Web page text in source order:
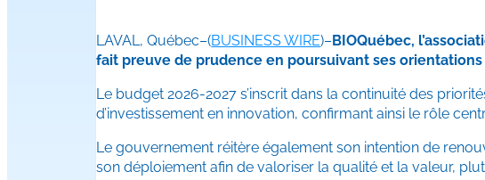
LAVAL, Québec–(BUSINESS WIRE)– BIOQuébec,
fait preuve de prudence en poursuivant ses
Le budget 2026-2027 s’inscrit dans la continuité des
d’investissement en innovation, confirmant ainsi le rôle
Le gouvernement réitère également son intention de
son déploiement afin de valoriser la qualité et la valeur,